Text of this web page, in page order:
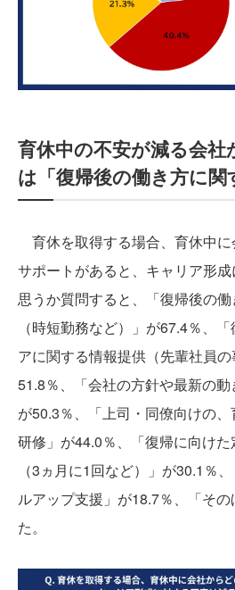
育休中の不安が減る会社
は「復帰後の働き方に関
育休を取得する場合、育休中
サポートがあると、キャリア形
思うか質問すると、「復帰後の
（時短勤務など）」が67.4％、
アに関する情報提供（先輩社員
51.8％、「会社の方針や最新の動
が50.3％、「上司・同僚向けの
研修」が44.0％、「復帰に向け
（3ヵ月に1回など）」が30.1％
ルアップ支援」が18.7％、「そ
た。